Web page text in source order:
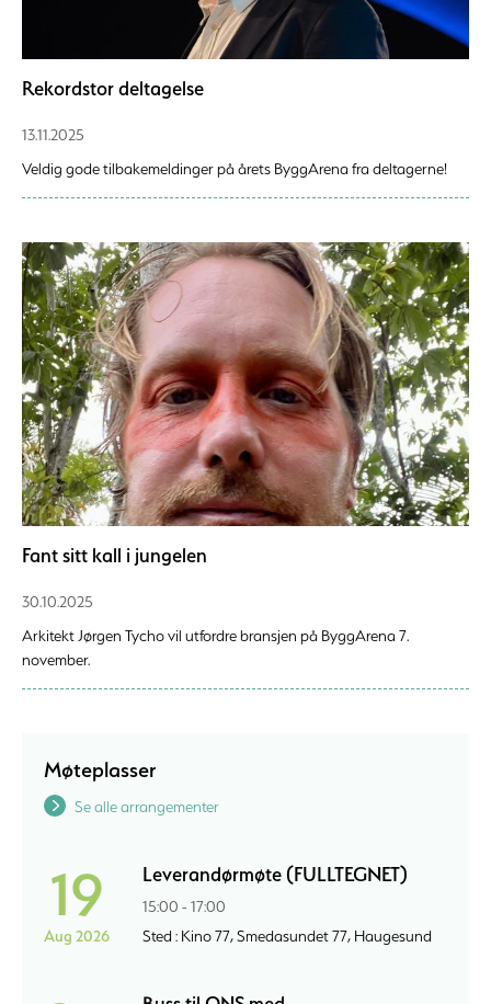
Rekordstor deltagelse
13.11.2025
Veldig gode tilbakemeldinger på årets ByggArena fra deltagerne!
Fant sitt kall i jungelen
30.10.2025
Arkitekt Jørgen Tycho vil utfordre bransjen på ByggArena 7.
november.
Møteplasser
Se alle arrangementer
19
Aug 2026
Leverandørmøte (FULLTEGNET)
15:00 - 17:00
Sted : Kino 77, Smedasundet 77, Haugesund